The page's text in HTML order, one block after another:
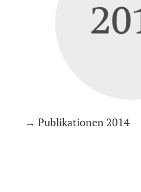
→ Publikationen 2014